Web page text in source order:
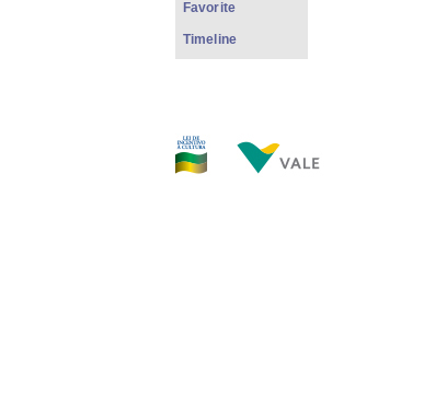
Favorite
Timeline